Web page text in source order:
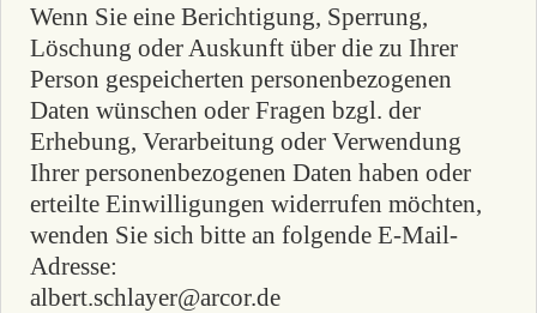
Wenn Sie eine Berichtigung, Sperrung,
Löschung oder Auskunft über die zu Ihrer
Person gespeicherten personenbezogenen
Daten wünschen oder Fragen bzgl. der
Erhebung, Verarbeitung oder Verwendung
Ihrer personenbezogenen Daten haben oder
erteilte Einwilligungen widerrufen möchten,
wenden Sie sich bitte an folgende E-Mail-
Adresse:
albert.schlayer@arcor.de